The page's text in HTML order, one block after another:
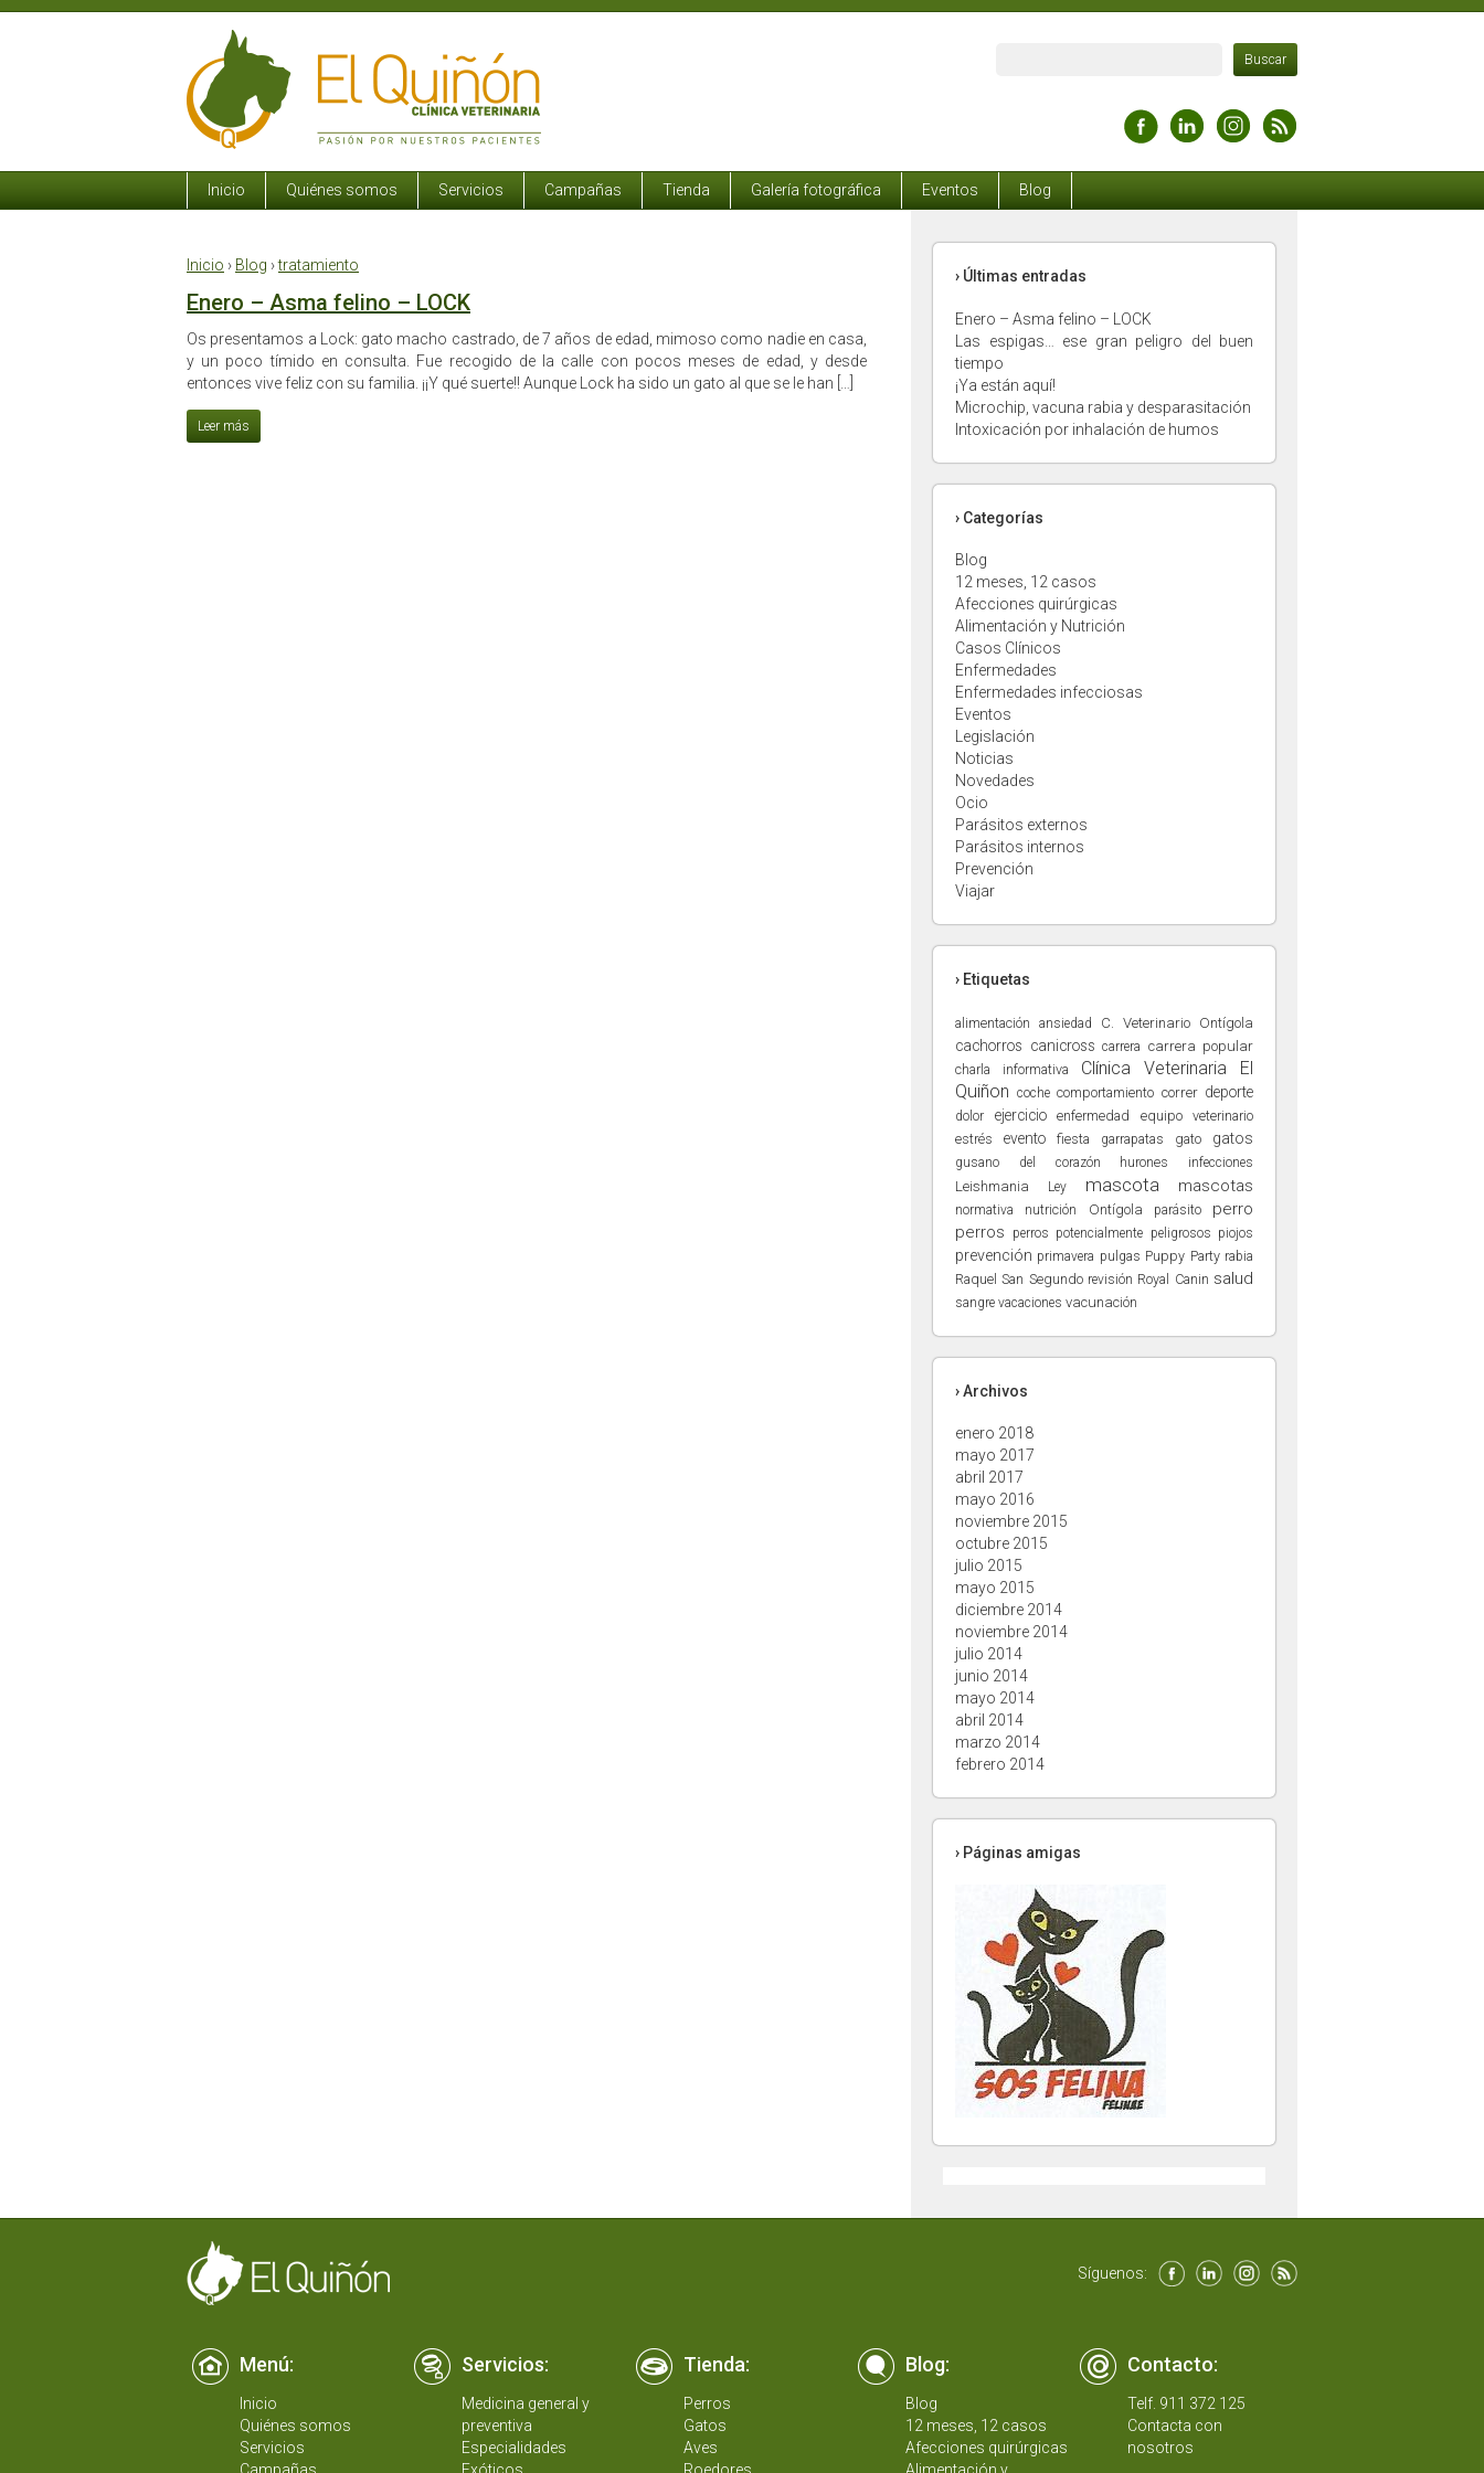
Inicio Quiénes somos Servicios Campañas Tienda Galería fotográfica Eventos Blog
Inicio › Blog ›tratamiento
Enero – Asma felino – LOCK
Os presentamos a Lock: gato macho castrado, de 7 años de edad, mimoso como nadie en casa,
y un poco tímido en consulta. Fue recogido de la calle con pocos meses de edad, y desde
entonces vive feliz con su familia. ¡¡Y qué suerte!! Aunque Lock ha sido un gato al que se le han […]
› Últimas entradas
Enero – Asma felino – LOCK
Las espigas… ese gran peligro del buen
tiempo
¡Ya están aquí!
Microchip, vacuna rabia y desparasitación
Intoxicación por inhalación de humos
› Categorías
Blog
12 meses, 12 casos
Afecciones quirúrgicas
Alimentación y Nutrición
Casos Clínicos
Enfermedades
Enfermedades infecciosas
Eventos
Legislación
Noticias
Novedades
Ocio
Parásitos externos
Parásitos internos
Prevención
Viajar
› Etiquetas
alimentación ansiedad C. Veterinario Ontígola
cachorros canicross carrera carrera popular
charla informativa
Clínica Veterinaria El
Quiñon coche comportamiento correr deporte
dolor ejercicio enfermedad
equipo veterinario
estrés
evento fiesta garrapatas gato gatos
gusano del corazón hurones infecciones
Leishmania Ley mascota mascotas
normativa nutrición Ontígola parásito
perro
perros
perros potencialmente peligrosos piojos
prevención primavera pulgas Puppy Party rabia
Raquel San Segundo revisión Royal Canin salud
sangre vacaciones vacunación
› Archivos
enero 2018
mayo 2017
abril 2017
mayo 2016
noviembre 2015
octubre 2015
julio 2015
mayo 2015
diciembre 2014
noviembre 2014
julio 2014
junio 2014
mayo 2014
abril 2014
marzo 2014
febrero 2014
› Páginas amigas
Síguenos:
Menú: Servicios: Tienda: Blog: Contacto:
Inicio
Quiénes somos
Servicios
Medicina general y
preventiva
Especialidades
Perros
Gatos
Aves
Blog
12 meses, 12 casos
Afecciones quirúrgicas
Telf. 911 372 125
Contacta con
nosotros